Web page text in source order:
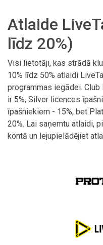
Atlaide
līdz 20%)
Visi lietotāji, kas strādā
10% līdz 50% atlaidi
programmas iegādei.
ir 5%, Silver licences
īpašniekiem - 15%, bet
20%. Lai saņemtu atlaidi,
kontā un lejupielādējiet